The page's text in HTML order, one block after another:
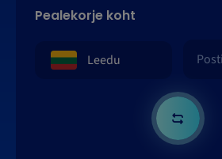
Pealekorje koht